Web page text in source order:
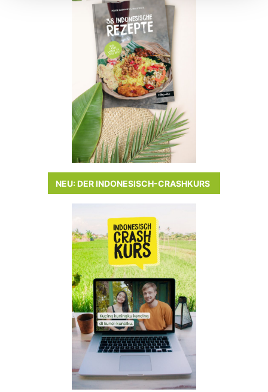
NEU: DER INDONESISCH-CRASHKURS